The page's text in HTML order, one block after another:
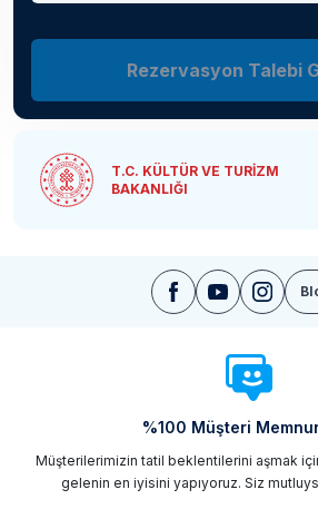
Rezervasyon Talebi
T.C. KÜLTÜR VE TURİZM
BAKANLIĞI
%100 Müşteri
Müşterilerimizin tatil beklentilerini aşmak
gelenin en iyisini yapıyoruz. Siz